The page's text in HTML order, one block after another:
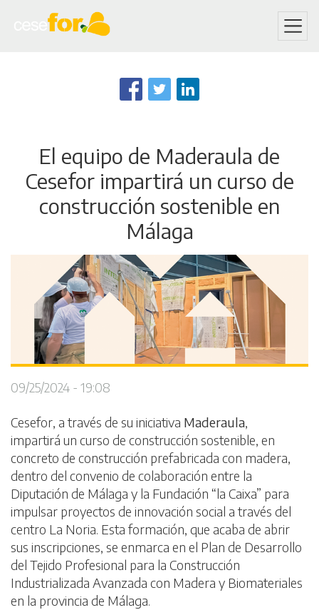
to
main
El equipo de Maderaula de
Cesefor impartirá un curso de
construcción sostenible en
Málaga
09/25/2024 - 19:08
Cesefor, a través de su iniciativa Maderaula,
impartirá un curso de construcción sostenible, en
concreto de construcción prefabricada con madera,
dentro del convenio de colaboración entre la
Diputación de Málaga y la Fundación “la Caixa” para
impulsar proyectos de innovación social a través del
centro La Noria. Esta formación, que acaba de abrir
sus inscripciones, se enmarca en el Plan de Desarrollo
del Tejido Profesional para la Construcción
Industrializada Avanzada con Madera y Biomateriales
en la provincia de Málaga.